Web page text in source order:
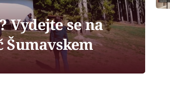
Vydejte se na